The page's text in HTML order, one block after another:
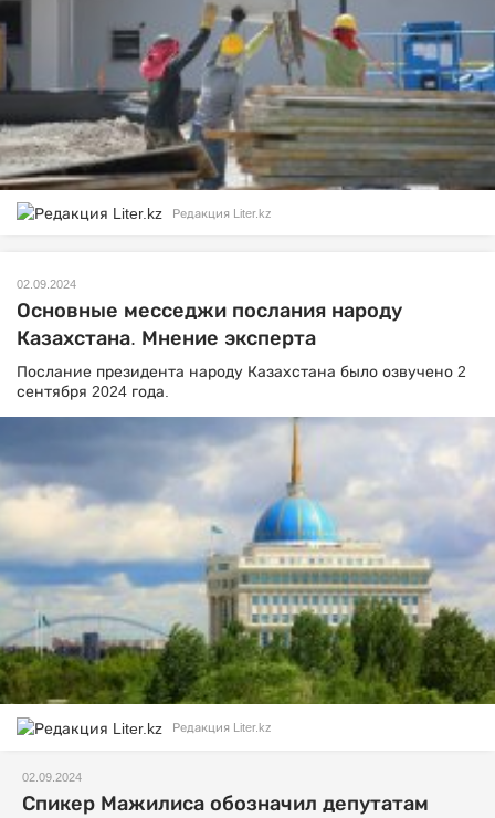
Редакция Liter.kz
02.09.2024
Основные месседжи послания народу
Казахстана. Мнение эксперта
Послание президента народу Казахстана было озвучено 2
сентября 2024 года.
Редакция Liter.kz
02.09.2024
Спикер Мажилиса обозначил депутатам